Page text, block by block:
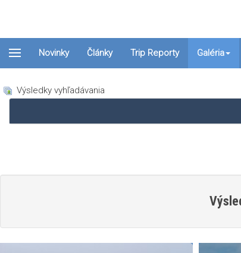
Novinky Články Trip Reporty Galéria
Výsledky vyhľadávania